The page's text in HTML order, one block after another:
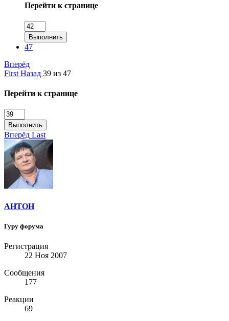
Перейти к странице
Выполнить
47
Вперёд
First Назад 39 из 47
Перейти к странице
Выполнить
Вперёд Last
AHTOH
Гуру форума
Регистрация
22 Ноя 2007
Сообщения
177
Реакции
69